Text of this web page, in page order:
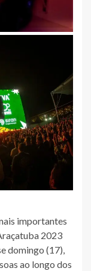
importantes
2023
domingo (17),
ao longo dos